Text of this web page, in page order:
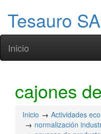
Tesauro
Inicio
cajones
Inicio Actividades
normalización